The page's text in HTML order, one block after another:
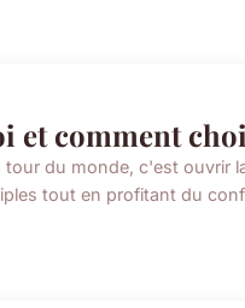
et comment
du monde, c'est ouvrir
tout en profitant du